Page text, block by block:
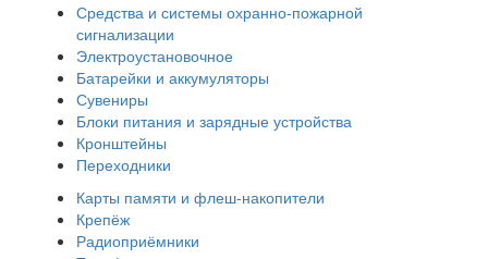
Средства и системы охранно-пожарной
сигнализации
Электроустановочное
Батарейки и аккумуляторы
Сувениры
Блоки питания и зарядные устройства
Кронштейны
Переходники
Карты памяти и флеш-накопители
Крепёж
Радиоприёмники